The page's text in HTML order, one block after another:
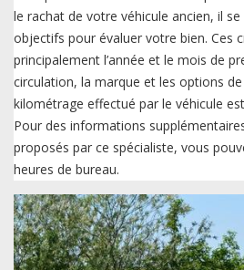
le rachat de votre véhicule ancien, il
objectifs pour évaluer votre bien. Ces
principalement l’année et le mois de
circulation, la marque et les options
kilométrage effectué par le véhicule
Pour des informations
proposés par ce spécialiste, vous
heures de bureau.